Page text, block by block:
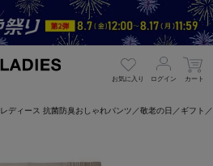
お気に入り ログイン カート
レディース 抗菌防臭おしゃれパンツ／敬老の日／ギフト